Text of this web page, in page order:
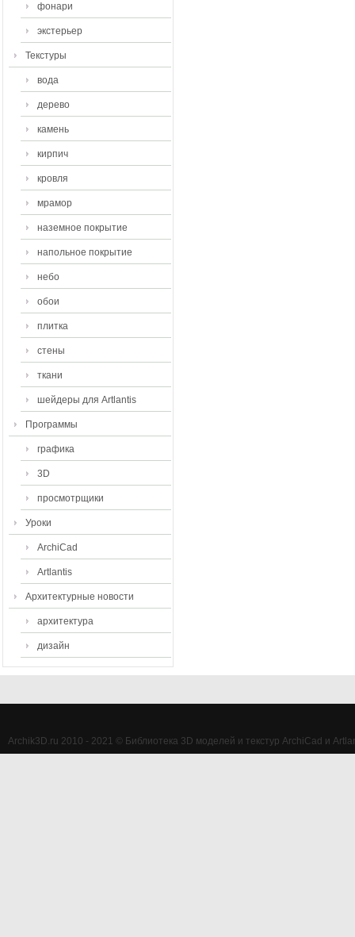
фонари
экстерьер
Текстуры
вода
дерево
камень
кирпич
кровля
мрамор
наземное покрытие
напольное покрытие
небо
обои
плитка
стены
ткани
шейдеры для Artlantis
Программы
графика
3D
просмотрщики
Уроки
ArchiCad
Artlantis
Архитектурные новости
архитектура
дизайн
Archik3D.ru 2010 - 2021 © Библиотека 3D моделей и текстур ArchiCad и